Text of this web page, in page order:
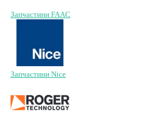
Запчастини FAAC
Запчастини Nice